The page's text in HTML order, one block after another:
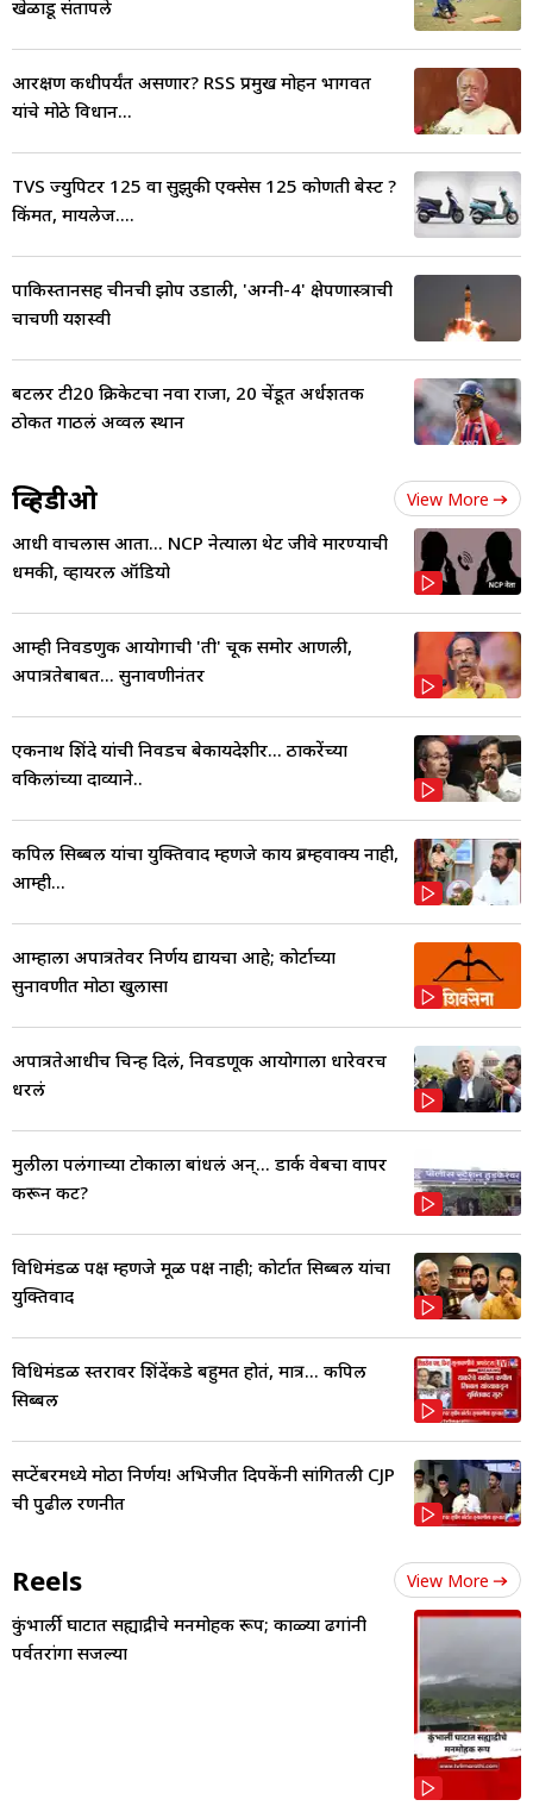
खेळाडू संतापले
आरक्षण कधीपर्यंत असणार? RSS प्रमुख मोहन भागवत
यांचे मोठे विधान...
TVS ज्युपिटर 125 वा सुझुकी एक्सेस 125 कोणती बेस्ट ?
किंमत, मायलेज....
पाकिस्तानसह चीनची झोप उडाली, 'अग्नी-4' क्षेपणास्त्राची
चाचणी यशस्वी
बटलर टी20 क्रिकेटचा नवा राजा, 20 चेंडूत अर्धशतक
ठोकत गाठलं अव्वल स्थान
व्हिडीओ View More
आधी वाचलास आता... NCP नेत्याला थेट जीवे मारण्याची
धमकी, व्हायरल ऑडियो
आम्ही निवडणुक आयोगाची 'ती' चूक समोर आणली,
अपात्रतेबाबत... सुनावणीनंतर
एकनाथ शिंदे यांची निवडच बेकायदेशीर... ठाकरेंच्या
वकिलांच्या दाव्याने..
कपिल सिब्बल यांचा युक्तिवाद म्हणजे काय ब्रम्हवाक्य नाही,
आम्ही...
आम्हाला अपात्रतेवर निर्णय द्यायचा आहे; कोर्टाच्या
सुनावणीत मोठा खुलासा
अपात्रतेआधीच चिन्ह दिलं, निवडणूक आयोगाला धारेवरच
धरलं
मुलीला पलंगाच्या टोकाला बांधलं अन्... डार्क वेबचा वापर
करून कट?
विधिमंडळ पक्ष म्हणजे मूळ पक्ष नाही; कोर्टात सिब्बल यांचा
युक्तिवाद
विधिमंडळ स्तरावर शिंदेंकडे बहुमत होतं, मात्र... कपिल
सिब्बल
सप्टेंबरमध्ये मोठा निर्णय! अभिजीत दिपकेंनी सांगितली CJP
ची पुढील रणनीत
Reels View More
कुंभार्ली घाटात सह्याद्रीचे मनमोहक रूप; काळ्या ढगांनी
पर्वतरांगा सजल्या